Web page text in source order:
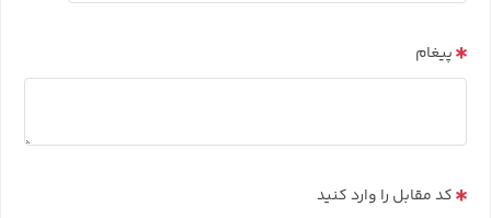
پیغام
کد مقابل را وارد کنید